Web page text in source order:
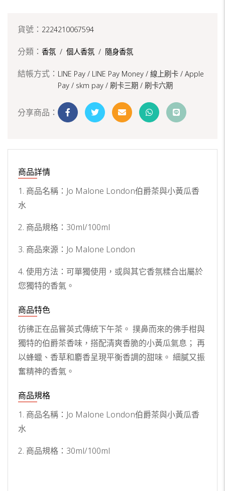
貨號： 2224210067594
分類： 香氛 / 個人香氛 / 隨身香氛
結帳方式： LINE Pay / LINE Pay Money / 線上刷卡 / Apple
Pay / skm pay / 刷卡三期 / 刷卡六期
分享商品：
商品詳情
1. 商品名稱：Jo Malone London伯爵茶與小黃瓜香
水
2. 商品規格：30ml/100ml
3. 商品來源：Jo Malone London
4. 使用方法：可單獨使用，或與其它香氛糅合出屬於
您獨特的香氣。
商品特色
彷彿正在品嘗英式傳統下午茶。 撲鼻而來的佛手柑與
獨特的伯爵茶香味，搭配清爽香脆的小黃瓜氣息； 再
以蜂蠟、香草和麝香呈現平衡香調的甜味。 細膩又振
奮精神的香氣。
商品規格
1. 商品名稱：Jo Malone London伯爵茶與小黃瓜香
水
2. 商品規格：30ml/100ml